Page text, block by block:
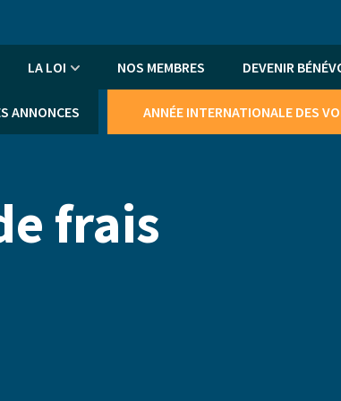
LA LOI NOS MEMBRES DEVENIR
ANNONCES ANNÉE INTERNATIONALE DES
frais